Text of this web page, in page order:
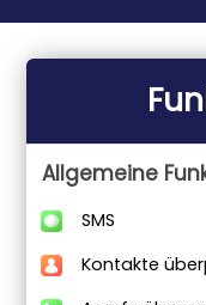
Allgemeine
SMS
Kontakte